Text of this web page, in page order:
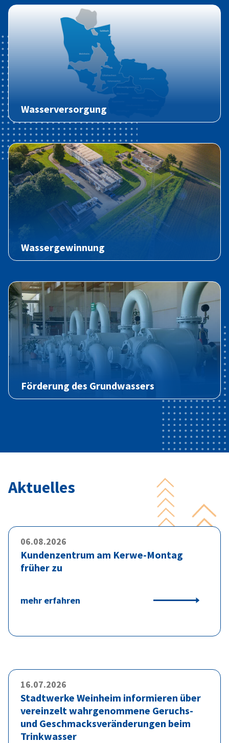
Wasserversorgung
Wassergewinnung
Förderung des Grundwassers
Aktuelles
06.08.2026
Kundenzentrum am Kerwe-Montag
früher zu
mehr erfahren
16.07.2026
Stadtwerke Weinheim informieren über
vereinzelt wahrgenommene Geruchs-
und Geschmacksveränderungen beim
Trinkwasser